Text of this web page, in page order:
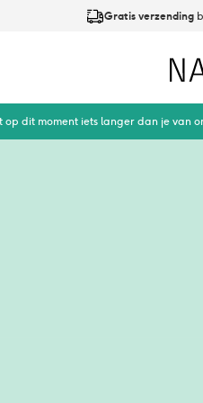
Gratis verzending
Naïf
dit moment iets langer dan je van